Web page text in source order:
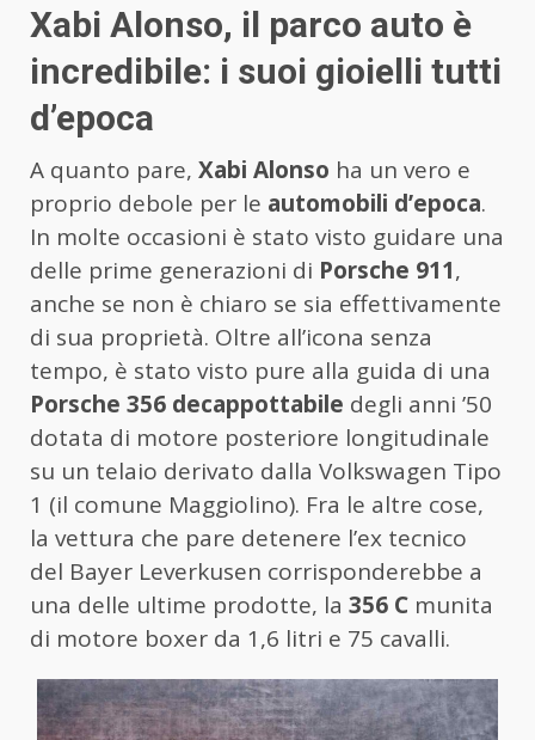
Xabi Alonso, il parco auto è
incredibile: i suoi gioielli tutti
d’epoca
A quanto pare, Xabi Alonso ha un vero e
proprio debole per le automobili d’epoca.
In molte occasioni è stato visto guidare una
delle prime generazioni di Porsche 911,
anche se non è chiaro se sia effettivamente
di sua proprietà. Oltre all’icona senza
tempo, è stato visto pure alla guida di una
Porsche 356 decappottabile degli anni ’50
dotata di motore posteriore longitudinale
su un telaio derivato dalla Volkswagen Tipo
1 (il comune Maggiolino). Fra le altre cose,
la vettura che pare detenere l’ex tecnico
del Bayer Leverkusen corrisponderebbe a
una delle ultime prodotte, la 356 C munita
di motore boxer da 1,6 litri e 75 cavalli.